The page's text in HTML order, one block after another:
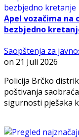
Apel vozačima na
bezbjedno
Saopštenja za
on 21 Juli 2026
Policija Brčko
poštivanja
sigurnosti pješaka